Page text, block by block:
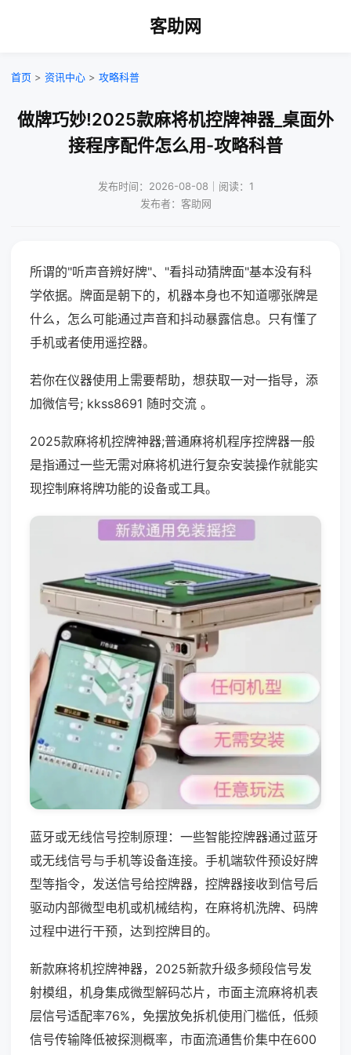
客助网
首页 > 资讯中心 > 攻略科普
做牌巧妙!2025款麻将机控牌神器_桌面外
接程序配件怎么用-攻略科普
发布时间：2026-08-08｜阅读：1
发布者：客助网
所谓的"听声音辨好牌"、"看抖动猜牌面"基本没有科
学依据。牌面是朝下的，机器本身也不知道哪张牌是
什么，怎么可能通过声音和抖动暴露信息。只有懂了
手机或者使用遥控器。
若你在仪器使用上需要帮助，想获取一对一指导，添
加微信号; kkss8691 随时交流 。
2025款麻将机控牌神器;普通麻将机程序控牌器一般
是指通过一些无需对麻将机进行复杂安装操作就能实
现控制麻将牌功能的设备或工具。
蓝牙或无线信号控制原理：一些智能控牌器通过蓝牙
或无线信号与手机等设备连接。手机端软件预设好牌
型等指令，发送信号给控牌器，控牌器接收到信号后
驱动内部微型电机或机械结构，在麻将机洗牌、码牌
过程中进行干预，达到控牌目的。
新款麻将机控牌神器，2025新款升级多频段信号发
射模组，机身集成微型解码芯片，市面主流麻将机表
层信号适配率76%，免摆放免拆机使用门槛低，低频
信号传输降低被探测概率，市面流通售价集中在600